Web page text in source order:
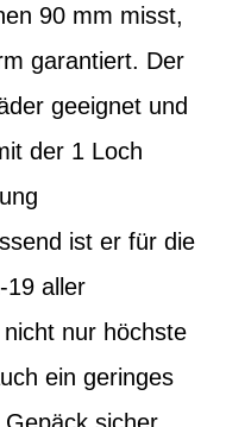
90 mm misst,
garantiert. Der
geeignet und
der 1 Loch
ist er für die
19 aller
nur höchste
ein geringes